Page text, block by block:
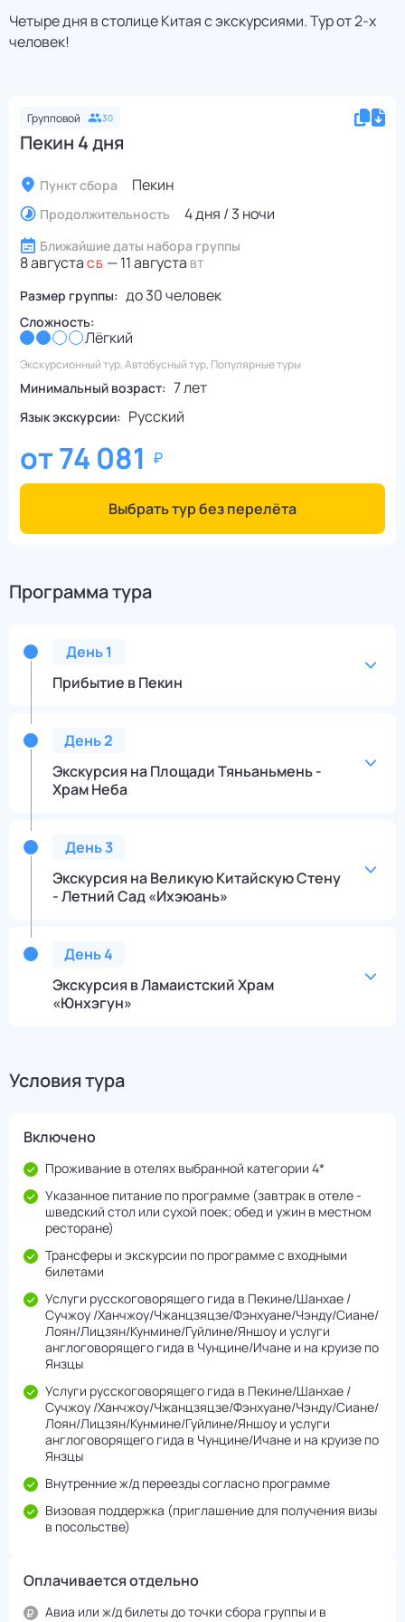
Четыре дня в столице Китая с экскурсиями. Тур от 2-х
человек!
Групповой 30
Пекин 4 дня
Пункт сбора Пекин
Продолжительность 4 дня / 3 ночи
Ближайшие даты набора группы
8 августа СБ —11 августа ВТ
Размер группы: до30человек
Сложность:
Лёгкий
Экскурсионный тур, Автобусный тур, Популярные туры
Минимальный возраст: 7 лет
Язык экскурсии: Русский
от74 081
Выбрать тур без перелёта
Программа тура
День1
Прибытие в Пекин
День2
Экскурсия на Площади Тяньаньмень -
Храм Неба
День3
Экскурсия на Великую Китайскую Стену
- Летний Сад «Ихэюань»
День4
Экскурсия в Ламаистский Храм
«Юнхэгун»
Условия тура
Включено
Проживание в отелях выбранной категории 4*
Указанное питание по программе (завтрак в отеле -
шведский стол или сухой поек; обед и ужин в местном
ресторане)
Трансферы и экскурсии по программе с входными
билетами
Услуги русскоговорящего гида в Пекине/Шанхае /
Сучжоу /Ханчжоу/Чжанцзяцзе/Фэнхуане/Чэнду/Cиане/
Лоян/Лицзян/Кунмине/Гуйлине/Яншоу и услуги
англоговорящего гида в Чунцине/Ичане и на круизе по
Янзцы
Услуги русскоговорящего гида в Пекине/Шанхае /
Сучжоу /Ханчжоу/Чжанцзяцзе/Фэнхуане/Чэнду/Cиане/
Лоян/Лицзян/Кунмине/Гуйлине/Яншоу и услуги
англоговорящего гида в Чунцине/Ичане и на круизе по
Янзцы
Внутренние ж/д переезды согласно программе
Визовая поддержка (приглашение для получения визы
в посольстве)
Оплачивается отдельно
Авиа или ж/д билеты до точки сбора группы и в